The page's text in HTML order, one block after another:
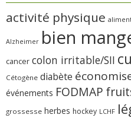
activité physique
Alzheimer bien
cancer colon irritable/SII
Cétogène diabète
événements FODMAP
grossesse herbes hockey LCHF